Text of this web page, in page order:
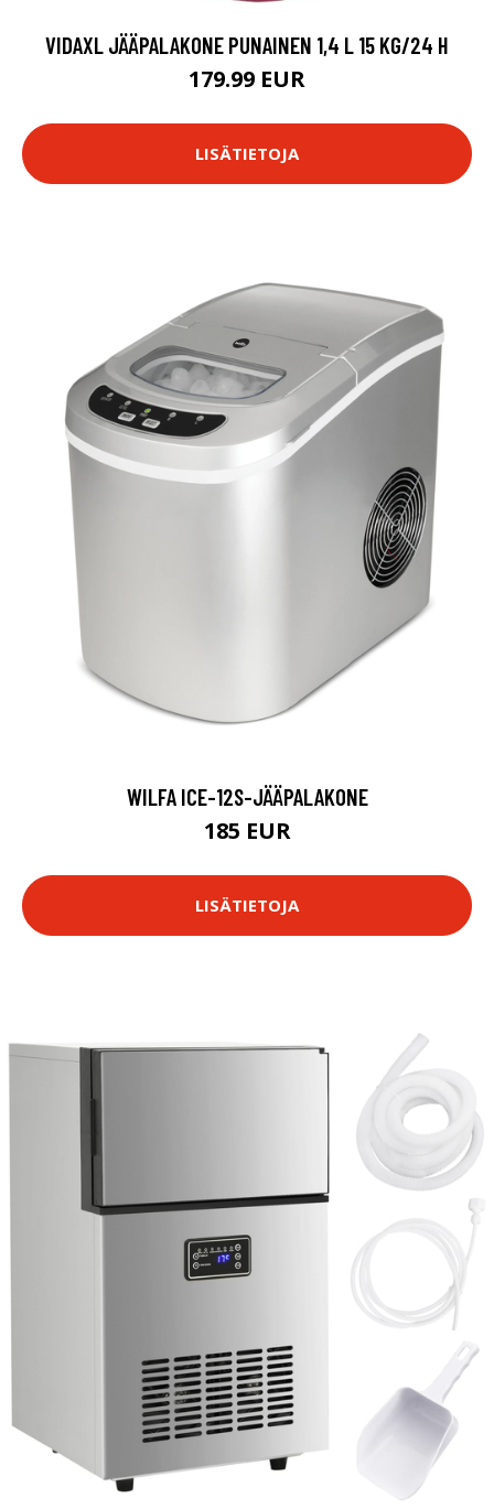
VIDAXL JÄÄPALAKONE PUNAINEN 1,4 L 15 KG/24 H
179.99 EUR
LISÄTIETOJA
WILFA ICE-12S-JÄÄPALAKONE
185 EUR
LISÄTIETOJA